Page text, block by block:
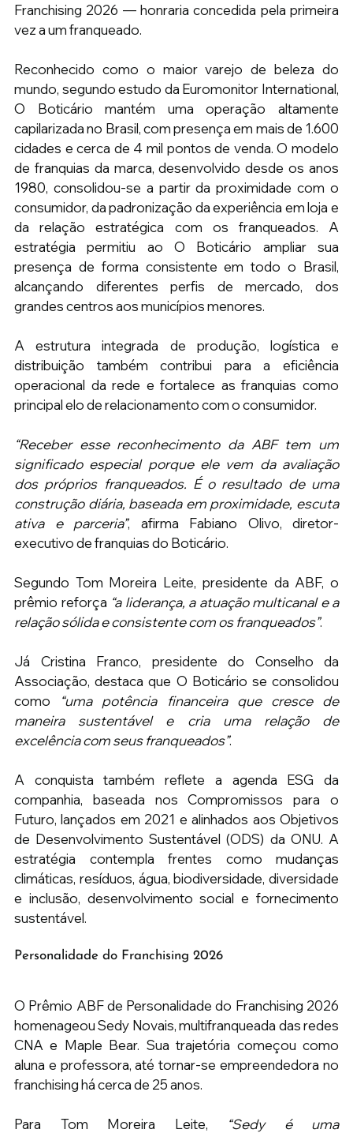
Franchising 2026 — honraria concedida pela primeira
vez a um franqueado.
Reconhecido como o maior varejo de beleza do
mundo, segundo estudo da Euromonitor International,
O Boticário mantém uma operação altamente
capilarizada no Brasil, com presença em mais de 1.600
cidades e cerca de 4 mil pontos de venda. O modelo
de franquias da marca, desenvolvido desde os anos
1980, consolidou-se a partir da proximidade com o
consumidor, da padronização da experiência em loja e
da relação estratégica com os franqueados. A
estratégia permitiu ao O Boticário ampliar sua
presença de forma consistente em todo o Brasil,
alcançando diferentes perfis de mercado, dos
grandes centros aos municípios menores.
A estrutura integrada de produção, logística e
distribuição também contribui para a eficiência
operacional da rede e fortalece as franquias como
principal elo de relacionamento com o consumidor.
“Receber esse reconhecimento da ABF tem um
significado especial porque ele vem da avaliação
dos próprios franqueados. É o resultado de uma
construção diária, baseada em proximidade, escuta
ativa e parceria”, afirma Fabiano Olivo, diretor-
executivo de franquias do Boticário.
Segundo Tom Moreira Leite, presidente da ABF, o
prêmio reforça “a liderança, a atuação multicanal e a
relação sólida e consistente com os franqueados”.
Já Cristina Franco, presidente do Conselho da
Associação, destaca que O Boticário se consolidou
como
“uma potência financeira que cresce de
maneira sustentável e cria uma relação de
excelência com seus franqueados”.
A conquista também reflete a agenda ESG da
companhia, baseada nos Compromissos para o
Futuro, lançados em 2021 e alinhados aos Objetivos
de Desenvolvimento Sustentável (ODS) da ONU. A
estratégia contempla frentes como mudanças
climáticas, resíduos, água, biodiversidade, diversidade
e inclusão, desenvolvimento social e fornecimento
sustentável.
Personalidade do Franchising 2026
O Prêmio ABF de Personalidade do Franchising 2026
homenageou Sedy Novais, multifranqueada das redes
CNA e Maple Bear. Sua trajetória começou como
aluna e professora, até tornar-se empreendedora no
franchising há cerca de 25 anos.
Para Tom Moreira Leite, “Sedy é uma